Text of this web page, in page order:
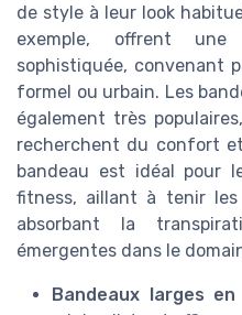
de style à leur look
exemple, offrent une
sophistiquée, convenant
formel ou urbain. Les
également très
recherchent du confort
bandeau est idéal pour
fitness, aillant à tenir
absorbant la
émergentes dans le
Bandeaux larges